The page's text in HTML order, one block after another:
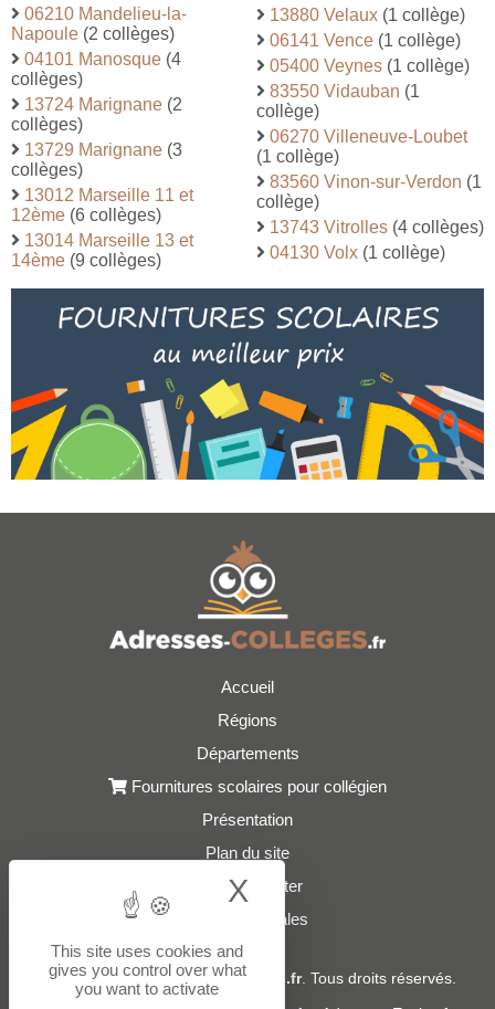
06210 Mandelieu-la-
Napoule (2 collèges)
04101 Manosque (4
collèges)
13724 Marignane (2
collèges)
13729 Marignane (3
collèges)
13012 Marseille 11 et
12ème (6 collèges)
13014 Marseille 13 et
14ème (9 collèges)
13880 Velaux (1 collège)
06141 Vence (1 collège)
05400 Veynes (1 collège)
83550 Vidauban (1
collège)
06270 Villeneuve-Loubet
(1 collège)
83560 Vinon-sur-Verdon (1
collège)
13743 Vitrolles (4 collèges)
04130 Volx (1 collège)
Accueil
Régions
Départements
Fournitures scolaires pour collégien
Présentation
Plan du site
Nous contacter
Mentions légales
© 2021 - 2026Adresses-Colleges.fr. Tous droits réservés.
This site uses cookies and
gives you control over what
you want to activate
X Hide cookie